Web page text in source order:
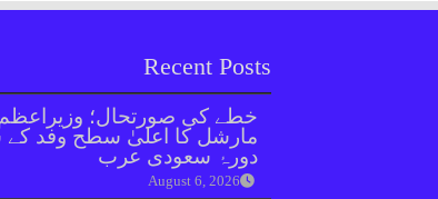
Recent Posts
خطے کی صورتحال؛ وزیراعظم
مارشل کا اعلیٰ سطح وفد کے
دورۂ سعودی عرب
August 6, 2026